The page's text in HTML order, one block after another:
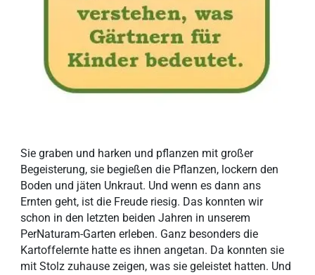
Sie graben und harken und pflanzen mit großer
Begeisterung, sie begießen die Pflanzen, lockern den
Boden und jäten Unkraut. Und wenn es dann ans
Ernten geht, ist die Freude riesig. Das konnten wir
schon in den letzten beiden Jahren in unserem
PerNaturam-Garten erleben. Ganz besonders die
Kartoffelernte hatte es ihnen angetan. Da konnten sie
mit Stolz zuhause zeigen, was sie geleistet hatten. Und